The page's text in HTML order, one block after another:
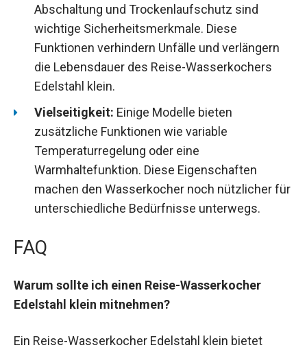
Abschaltung und Trockenlaufschutz sind
wichtige Sicherheitsmerkmale. Diese
Funktionen verhindern Unfälle und verlängern
die Lebensdauer des Reise-Wasserkochers
Edelstahl klein.
Vielseitigkeit: Einige Modelle bieten
zusätzliche Funktionen wie variable
Temperaturregelung oder eine
Warmhaltefunktion. Diese Eigenschaften
machen den Wasserkocher noch nützlicher für
unterschiedliche Bedürfnisse unterwegs.
FAQ
Warum sollte ich einen Reise-Wasserkocher
Edelstahl klein mitnehmen?
Ein Reise-Wasserkocher Edelstahl klein bietet